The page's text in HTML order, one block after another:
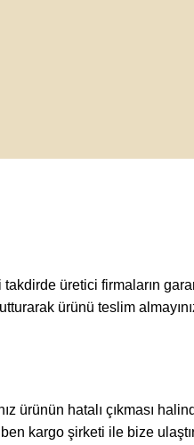
üretici firmaların
ürünü teslim
ürünün hatalı çıkması
kargo şirketi ile bize